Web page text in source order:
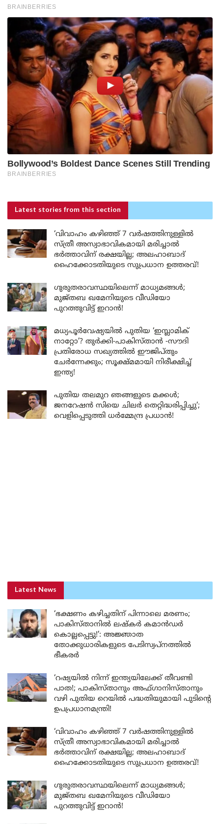
Latest stories from this section
‘വിവാഹം കഴിഞ്ഞ് 7 വർഷത്തിനുള്ളിൽ
സ്ത്രീ അസ്വാഭാവികമായി മരിച്ചാൽ
ഭർത്താവിന് രക്ഷയില്ല; അലഹാബാദ്
ഹൈക്കോടതിയുടെ സുപ്രധാന ഉത്തരവ്!
ഗുരുതരാവസ്ഥയിലെന്ന് മാധ്യമങ്ങൾ;
മുജ്തബ ഖമേനിയുടെ വീഡിയോ
പുറത്തുവിട്ട് ഇറാൻ!
മധ്യപൂർവേഷ്യയിൽ പുതിയ ‘ഇസ്ലാമിക്
നാറ്റോ’? തുർക്കി-പാകിസ്താൻ -സൗദി
പ്രതിരോധ സഖ്യത്തിൽ ഈജിപ്തും
ചേർന്നേക്കും; സൂക്ഷ്മമായി നിരീക്ഷിച്ച്
ഇന്ത്യ!
പുതിയ തലമുറ ഞങ്ങളുടെ മക്കൾ;
ജനറേഷൻ സിയെ ചിലർ തെറ്റിദ്ധരിപ്പിച്ചു’;
വെളിപ്പെടുത്തി ധർമ്മേന്ദ്ര പ്രധാൻ!
Latest News
‘ഭക്ഷണം കഴിച്ചതിന് പിന്നാലെ മരണം;
പാകിസ്താനിൽ ലഷ്കർ കമാൻഡർ
കൊല്ലപ്പെട്ടു!’: അജ്ഞാത
തോക്കുധാരികളുടെ പേടിസ്വപ്നത്തിൽ
ഭീകരർ
‘റഷ്യയിൽ നിന്ന് ഇന്ത്യയിലേക്ക് തീവണ്ടി
പാത!; പാകിസ്താനും അഫ്ഗാനിസ്താനും
വഴി പുതിയ റെയിൽ പദ്ധതിയുമായി പുടിന്റെ
ഉപപ്രധാനമന്ത്രി!
‘വിവാഹം കഴിഞ്ഞ് 7 വർഷത്തിനുള്ളിൽ
സ്ത്രീ അസ്വാഭാവികമായി മരിച്ചാൽ
ഭർത്താവിന് രക്ഷയില്ല; അലഹാബാദ്
ഹൈക്കോടതിയുടെ സുപ്രധാന ഉത്തരവ്!
ഗുരുതരാവസ്ഥയിലെന്ന് മാധ്യമങ്ങൾ;
മുജ്തബ ഖമേനിയുടെ വീഡിയോ
പുറത്തുവിട്ട് ഇറാൻ!